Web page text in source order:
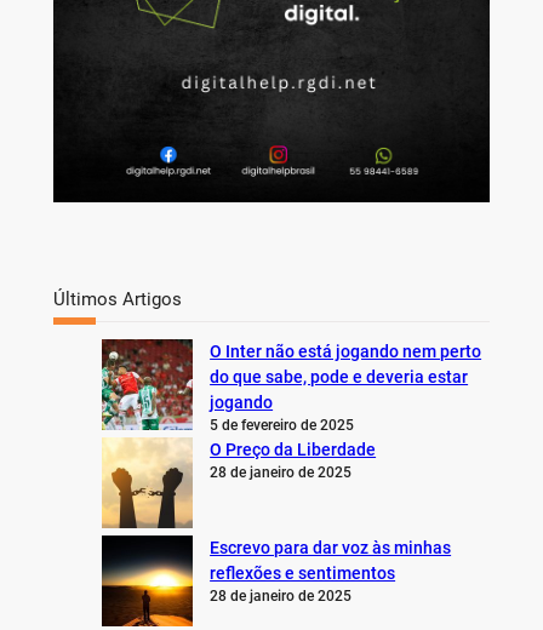
Últimos Artigos
O Inter não está jogando nem perto
do que sabe, pode e deveria estar
jogando
5 de fevereiro de 2025
O Preço da Liberdade
28 de janeiro de 2025
Escrevo para dar voz às minhas
reflexões e sentimentos
28 de janeiro de 2025